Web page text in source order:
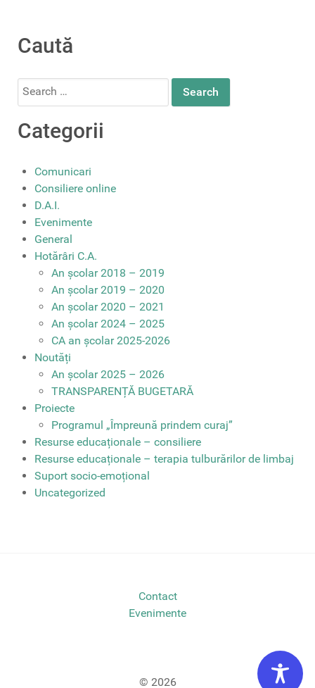
Caută
Search
Categorii
Comunicari
Consiliere online
D.A.I.
Evenimente
General
Hotărâri C.A.
An școlar 2018 – 2019
An școlar 2019 – 2020
An școlar 2020 – 2021
An școlar 2024 – 2025
CA an școlar 2025-2026
Noutăți
An școlar 2025 – 2026
TRANSPARENȚĂ BUGETARĂ
Proiecte
Programul „Împreună prindem curaj”
Resurse educaționale – consiliere
Resurse educaționale – terapia tulburărilor de limbaj
Suport socio-emoțional
Uncategorized
Contact
Evenimente
© 2026